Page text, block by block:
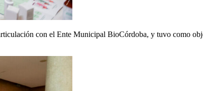
con el Ente Municipal BioCórdoba, y tuvo como